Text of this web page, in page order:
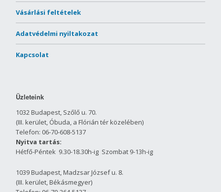
Vásárlási feltételek
Adatvédelmi nyiltakozat
Kapcsolat
Üzleteink
1032 Budapest, Szőlő u. 70.
(III. kerület, Óbuda, a Flórián tér közelében)
Telefon: 06-70-608-5137
Nyitva tartás:
Hétfő-Péntek 9.30-18.30h-ig Szombat 9-13h-ig
1039 Budapest, Madzsar József u. 8.
(III. kerület, Békásmegyer)